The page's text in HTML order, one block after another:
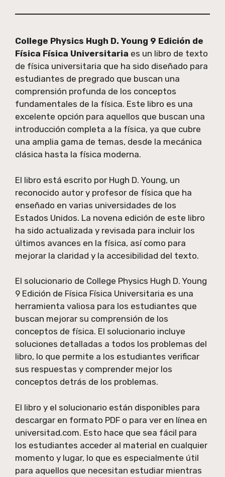
College Physics Hugh D. Young 9 Edición de
Física Física Universitaria es un libro de texto
de física universitaria que ha sido diseñado para
estudiantes de pregrado que buscan una
comprensión profunda de los conceptos
fundamentales de la física. Este libro es una
excelente opción para aquellos que buscan una
introducción completa a la física, ya que cubre
una amplia gama de temas, desde la mecánica
clásica hasta la física moderna.
El libro está escrito por Hugh D. Young, un
reconocido autor y profesor de física que ha
enseñado en varias universidades de los
Estados Unidos. La novena edición de este libro
ha sido actualizada y revisada para incluir los
últimos avances en la física, así como para
mejorar la claridad y la accesibilidad del texto.
El solucionario de College Physics Hugh D. Young
9 Edición de Física Física Universitaria es una
herramienta valiosa para los estudiantes que
buscan mejorar su comprensión de los
conceptos de física. El solucionario incluye
soluciones detalladas a todos los problemas del
libro, lo que permite a los estudiantes verificar
sus respuestas y comprender mejor los
conceptos detrás de los problemas.
El libro y el solucionario están disponibles para
descargar en formato PDF o para ver en línea en
universitad.com. Esto hace que sea fácil para
los estudiantes acceder al material en cualquier
momento y lugar, lo que es especialmente útil
para aquellos que necesitan estudiar mientras